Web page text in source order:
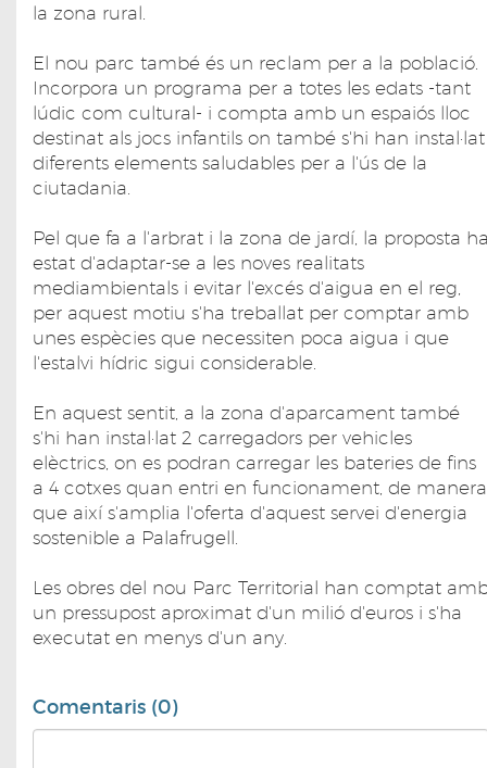
la zona rural.
El nou parc també és un reclam per a la població.
Incorpora un programa per a totes les edats -tant
lúdic com cultural- i compta amb un espaiós lloc
destinat als jocs infantils on també s'hi han instal·lat
diferents elements saludables per a l'ús de la
ciutadania.
Pel que fa a l'arbrat i la zona de jardí, la proposta
estat d'adaptar-se a les noves realitats
mediambientals i evitar l'excés d'aigua en el reg,
per aquest motiu s'ha treballat per comptar amb
unes espècies que necessiten poca aigua i que
l'estalvi hídric sigui considerable.
En aquest sentit, a la zona d'aparcament també
s'hi han instal·lat 2 carregadors per vehicles
elèctrics, on es podran carregar les bateries de fins
a 4 cotxes quan entri en funcionament, de manera
que així s'amplia l'oferta d'aquest servei d'energia
sostenible a Palafrugell.
Les obres del nou Parc Territorial han comptat
un pressupost aproximat d'un milió d'euros i s'ha
executat en menys d'un any.
Comentaris (0)